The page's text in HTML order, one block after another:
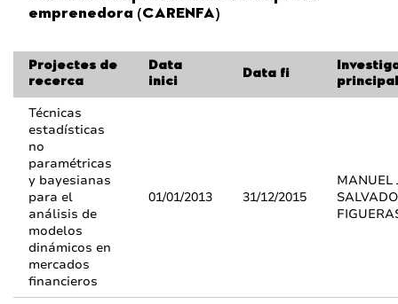
emprenedora (CARENFA)
Projectes de
recerca
Data
inici
Data fi
Técnicas
estadísticas
no
paramétricas
y bayesianas
para el
análisis de
modelos
dinámicos en
mercados
financieros
01/01/2013 31/12/2015
MANUEL